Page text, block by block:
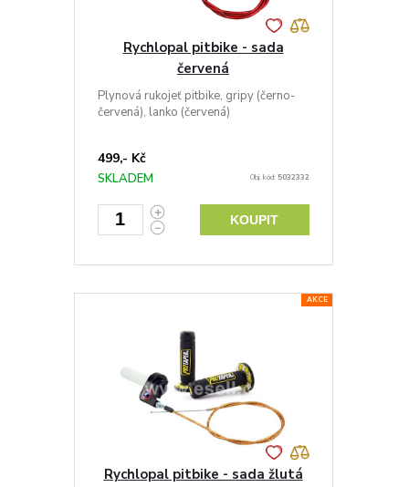
Rychlopal pitbike - sada
červená
Plynová rukojeť pitbike, gripy (černo-
červená), lanko (červená)
499,- Kč
SKLADEM Obj. kód: 5032332
KOUPIT
AKCE
Rychlopal pitbike - sada žlutá